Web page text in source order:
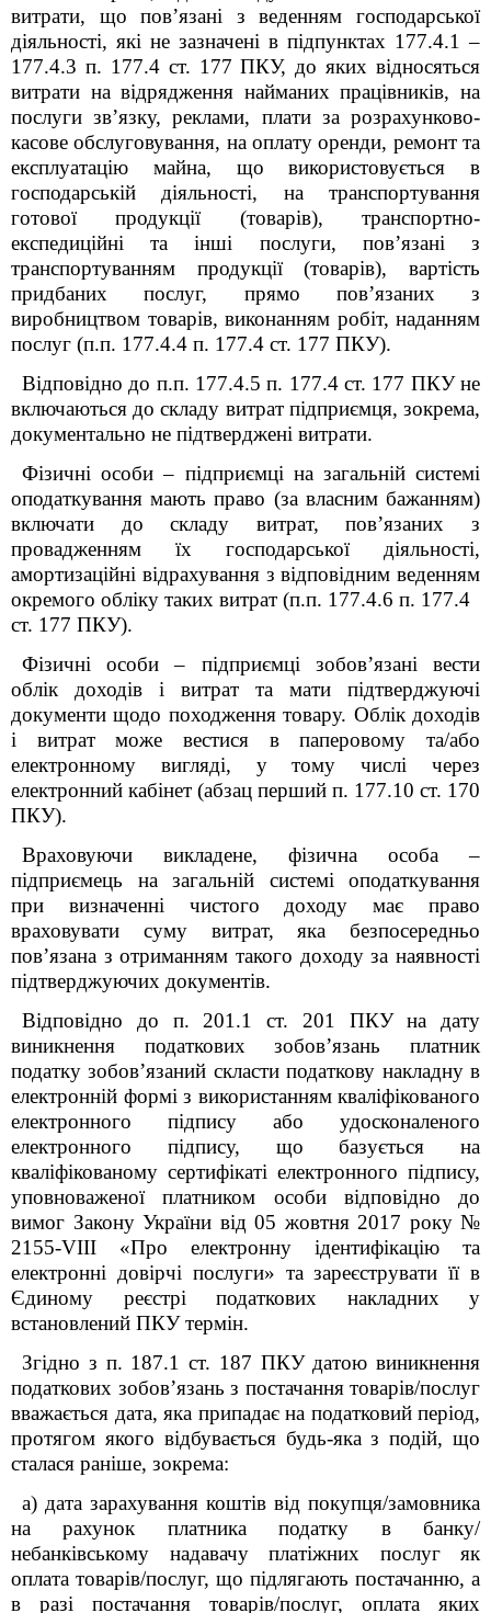
витрати, що пов’язані з веденням господарської
діяльності, які не зазначені в підпунктах 177.4.1 –
177.4.3 п. 177.4 ст. 177 ПКУ, до яких відносяться
витрати на відрядження найманих працівників, на
послуги зв’язку, реклами, плати за розрахунково-
касове обслуговування, на оплату оренди, ремонт та
експлуатацію майна, що використовується в
господарській діяльності, на транспортування
готової продукції (товарів), транспортно-
експедиційні та інші послуги, пов’язані з
транспортуванням продукції (товарів), вартість
придбаних послуг, прямо пов’язаних з
виробництвом товарів, виконанням робіт, наданням
послуг (п.п. 177.4.4 п. 177.4 ст. 177 ПКУ).
Відповідно до п.п. 177.4.5 п. 177.4 ст. 177 ПКУ не
включаються до складу витрат підприємця, зокрема,
документально не підтверджені витрати.
Фізичні особи – підприємці на загальній системі
оподаткування мають право (за власним бажанням)
включати до складу витрат, пов’язаних з
провадженням їх господарської діяльності,
амортизаційні відрахування з відповідним веденням
окремого обліку таких витрат (п.п. 177.4.6 п. 177.4
ст. 177 ПКУ).
Фізичні особи – підприємці зобов’язані вести
облік доходів і витрат та мати підтверджуючі
документи щодо походження товару. Облік доходів
і витрат може вестися в паперовому та/або
електронному вигляді, у тому числі через
електронний кабінет (абзац перший п. 177.10 ст. 170
ПКУ).
Враховуючи викладене, фізична особа –
підприємець на загальній системі оподаткування
при визначенні чистого доходу має право
враховувати суму витрат, яка безпосередньо
пов’язана з отриманням такого доходу за наявності
підтверджуючих документів.
Відповідно до п. 201.1 ст. 201 ПКУ на дату
виникнення податкових зобов’язань платник
податку зобов’язаний скласти податкову накладну в
електронній формі з використанням кваліфікованого
електронного підпису або удосконаленого
електронного підпису, що базується на
кваліфікованому сертифікаті електронного підпису,
уповноваженої платником особи відповідно до
вимог Закону України від 05 жовтня 2017 року №
2155-VIII «Про електронну ідентифікацію та
електронні довірчі послуги» та зареєструвати її в
Єдиному реєстрі податкових накладних у
встановлений ПКУ термін.
Згідно з п. 187.1 ст. 187 ПКУ датою виникнення
податкових зобов’язань з постачання товарів/послуг
вважається дата, яка припадає на податковий період,
протягом якого відбувається будь-яка з подій, що
сталася раніше, зокрема:
а) дата зарахування коштів від покупця/замовника
на рахунок платника податку в банку/
небанківському надавачу платіжних послуг як
оплата товарів/послуг, що підлягають постачанню, а
в разі постачання товарів/послуг, оплата яких